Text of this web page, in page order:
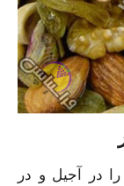
در آجیل و در